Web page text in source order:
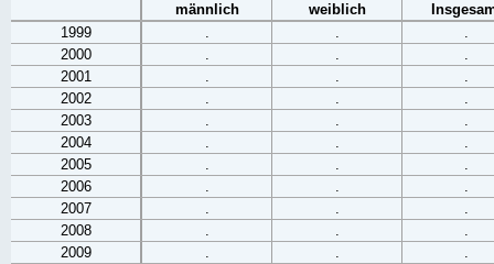
männlich weiblich
1999
. .
.
2000
. .
.
2001
. .
.
2002
. .
.
2003
. .
.
2004
. .
.
2005
. .
.
2006
. .
.
2007
. .
.
2008
. .
.
2009
. .
.